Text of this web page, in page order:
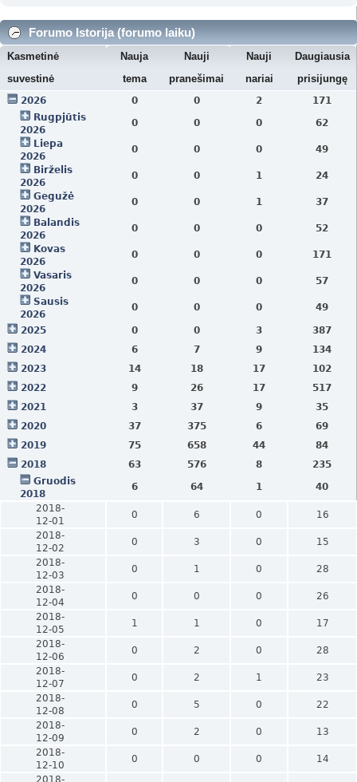
Forumo Istorija (forumo laiku)
Kasmetinė
suvestinė
Nauja
tema
Nauji
pranešimai
Nauji
nariai
Daugiausia
prisijungę
2026
0 0 2
171
Rugpjūtis
2026
0 0 0
62
Liepa
2026
0 0 0
49
Birželis
2026
0 0 1
24
Gegužė
2026
0 0 1
37
Balandis
2026
0 0 0
52
Kovas
2026
0 0 0
171
Vasaris
2026
0 0 0
57
Sausis
2026
0 0 0
49
2025
0 0 3
387
2024
6 7 9
134
2023
14 18 17
102
2022
9 26 17
517
2021
3 37 9
35
2020
37 375 6
69
2019
75 658 44
84
2018
63 576 8
235
Gruodis
2018
6 64 1
40
2018-
12-01
0 6 0
16
2018-
12-02
0 3 0
15
2018-
12-03
0 1 0
28
2018-
12-04
0 0 0
26
2018-
12-05
1 1 0
17
2018-
12-06
0 2 0
28
2018-
12-07
0 2 1
23
2018-
12-08
0 5 0
22
2018-
12-09
0 2 0
13
2018-
12-10
0 0 0
14
2018-